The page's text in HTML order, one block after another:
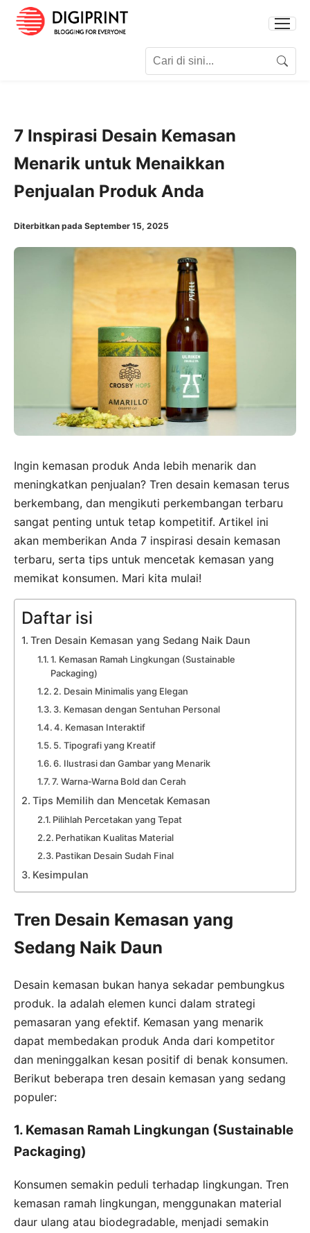
Search
7 Inspirasi Desain Kemasan
Menarik untuk Menaikkan
Penjualan Produk Anda
Diterbitkan pada September 15, 2025
Ingin kemasan produk Anda lebih menarik dan
meningkatkan penjualan? Tren desain kemasan terus
berkembang, dan mengikuti perkembangan terbaru
sangat penting untuk tetap kompetitif. Artikel ini
akan memberikan Anda 7 inspirasi desain kemasan
terbaru, serta tips untuk mencetak kemasan yang
memikat konsumen. Mari kita mulai!
Daftar isi
Tren Desain Kemasan yang Sedang Naik Daun
1. Kemasan Ramah Lingkungan (Sustainable
Packaging)
2. Desain Minimalis yang Elegan
3. Kemasan dengan Sentuhan Personal
4. Kemasan Interaktif
5. Tipografi yang Kreatif
6. Ilustrasi dan Gambar yang Menarik
7. Warna-Warna Bold dan Cerah
Tips Memilih dan Mencetak Kemasan
Pilihlah Percetakan yang Tepat
Perhatikan Kualitas Material
Pastikan Desain Sudah Final
Kesimpulan
Tren Desain Kemasan yang
Sedang Naik Daun
Desain kemasan bukan hanya sekadar pembungkus
produk. Ia adalah elemen kunci dalam strategi
pemasaran yang efektif. Kemasan yang menarik
dapat membedakan produk Anda dari kompetitor
dan meninggalkan kesan positif di benak konsumen.
Berikut beberapa tren desain kemasan yang sedang
populer:
1. Kemasan Ramah Lingkungan (Sustainable
Packaging)
Konsumen semakin peduli terhadap lingkungan. Tren
kemasan ramah lingkungan, menggunakan material
daur ulang atau biodegradable, menjadi semakin